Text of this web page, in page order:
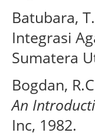
Batubara,
Integrasi
Sumatera
Bogdan,
An
Inc, 1982.